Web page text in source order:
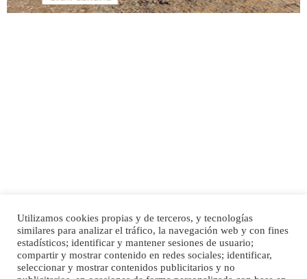
SHIBA PERDIDO AVDA JOSE MESA Y LOPEZ
PERRO MACHO RAZA SHIBA CON MICROCHIP PERDIDO HOY 06/07/2025 ZONA
MESA Y LOPEZ. ES MUY ASUSTADIZO
Leales.org » Gran Canaria | 6.7.2025
Inicio Publicidad
Política de privacidad
Aviso Legal
Cláusula de Cookies
Utilizamos cookies propias y de terceros, y tecnologías
similares para analizar el tráfico, la navegación web y con fines
estadísticos; identificar y mantener sesiones de usuario;
compartir y mostrar contenido en redes sociales; identificar,
seleccionar y mostrar contenidos publicitarios y no